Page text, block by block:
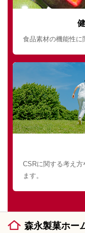
食品素材の機能性に
CSRに関する考え
ます。
森永製菓ホー